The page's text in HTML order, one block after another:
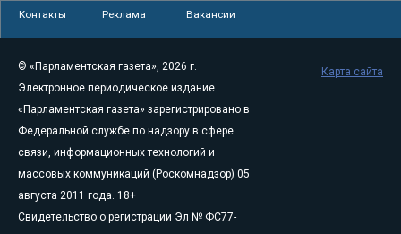
Контакты Реклама Вакансии
© «Парламентская газета», 2026 г.
Электронное периодическое издание
«Парламентская газета» зарегистрировано в
Федеральной службе по надзору в сфере
связи, информационных технологий и
массовых коммуникаций (Роскомнадзор) 05
августа 2011 года. 18+
Свидетельство о регистрации Эл № ФС77-
Карта сайта